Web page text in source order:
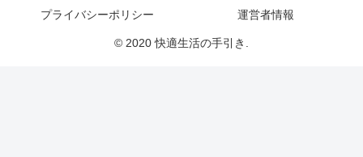
プライバシーポリシー 運営者情報
© 2020 快適生活の手引き.